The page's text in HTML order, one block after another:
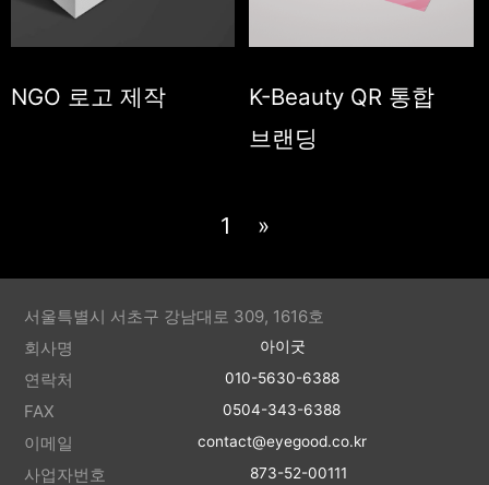
NGO 로고 제작
K-Beauty QR 통합
브랜딩
1 »
서울특별시 서초구 강남대로 309, 1616호
회사명
아이굿
연락처 010-5630-6388
FAX 0504-343-6388
이메일 contact@eyegood.co.kr
사업자번호 873-52-00111